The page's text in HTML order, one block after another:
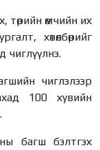
төрийн өмчийн их
хөтөлбөрийг
чиглэлээр
100 хувийн
багш бэлтгэх